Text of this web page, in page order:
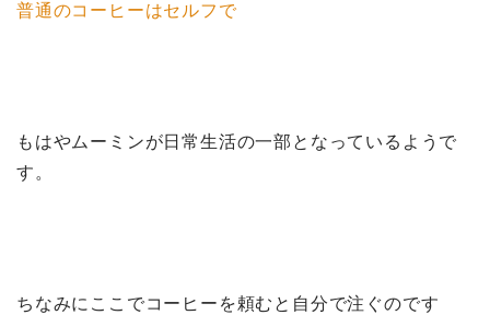
普通のコーヒーはセルフで
もはやムーミンが日常生活の一部となっているようで
す。
ちなみにここでコーヒーを頼むと自分で注ぐのです